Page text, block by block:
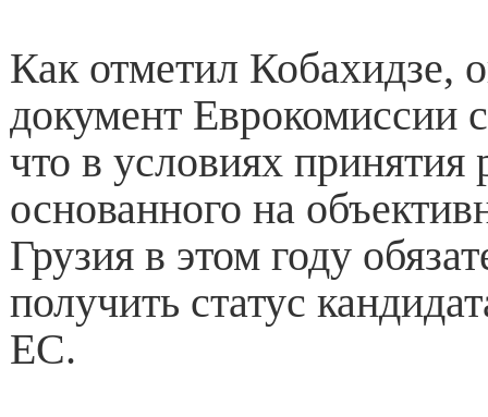
Как отметил Кобахидзе,
документ Еврокомиссии
что в условиях принятия
основанного на
Грузия в этом году
получить статус
ЕС.